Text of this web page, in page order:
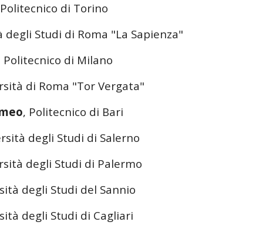
di Torino
degli Studi di Roma "La Sapienza"
Politecnico di Milano
di Roma "Tor Vergata"
, Politecnico di Bari
degli Studi di Salerno
degli Studi di Palermo
degli Studi del Sannio
degli Studi di Cagliari